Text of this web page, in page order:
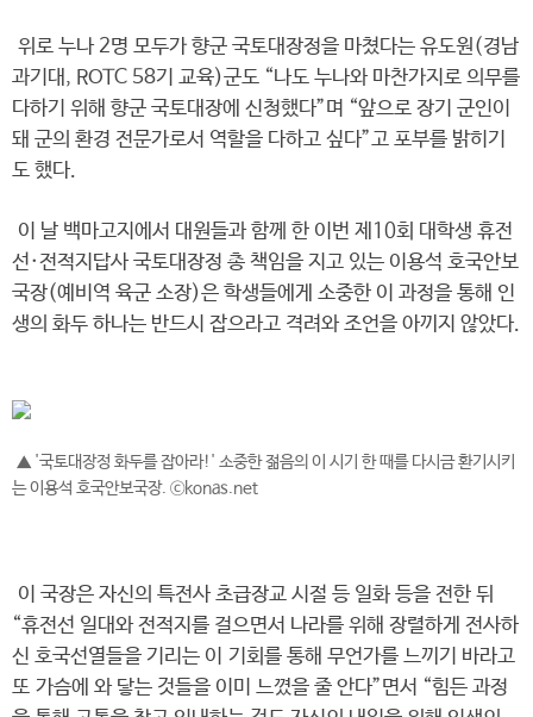
위로 누나 2명 모두가 향군 국토대장정을 마쳤다는 유도원(경남
과기대, ROTC 58기 교육)군도 “나도 누나와 마찬가지로 의무를
다하기 위해 향군 국토대장에 신청했다”며 “앞으로 장기 군인이
돼 군의 환경 전문가로서 역할을 다하고 싶다”고 포부를 밝히기
도 했다.
이 날 백마고지에서 대원들과 함께 한 이번 제10회 대학생 휴전
선·전적지답사 국토대장정 총 책임을 지고 있는 이용석 호국안보
국장(예비역 육군 소장)은 학생들에게 소중한 이 과정을 통해 인
생의 화두 하나는 반드시 잡으라고 격려와 조언을 아끼지 않았다.
▲ '국토대장정 화두를 잡아라!' 소중한 젊음의 이 시기 한 때를 다시금 환기시키
는 이용석 호국안보국장. ⓒkonas.net
이 국장은 자신의 특전사 초급장교 시절 등 일화 등을 전한 뒤
“휴전선 일대와 전적지를 걸으면서 나라를 위해 장렬하게 전사하
신 호국선열들을 기리는 이 기회를 통해 무언가를 느끼기 바라고
또 가슴에 와 닿는 것들을 이미 느꼈을 줄 안다”면서 “힘든 과정